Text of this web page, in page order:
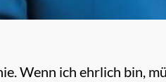
Wenn ich ehrlich bin,